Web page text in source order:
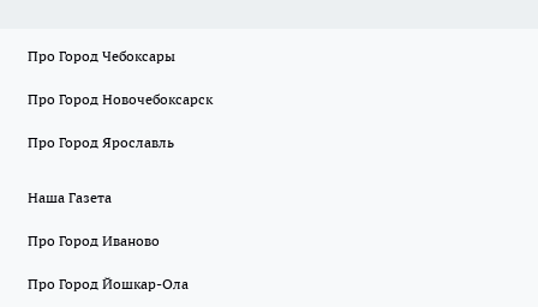
Про Город Чебоксары
Про Город Новочебоксарск
Про Город Ярославль
Наша Газета
Про Город Иваново
Про Город Йошкар-Ола